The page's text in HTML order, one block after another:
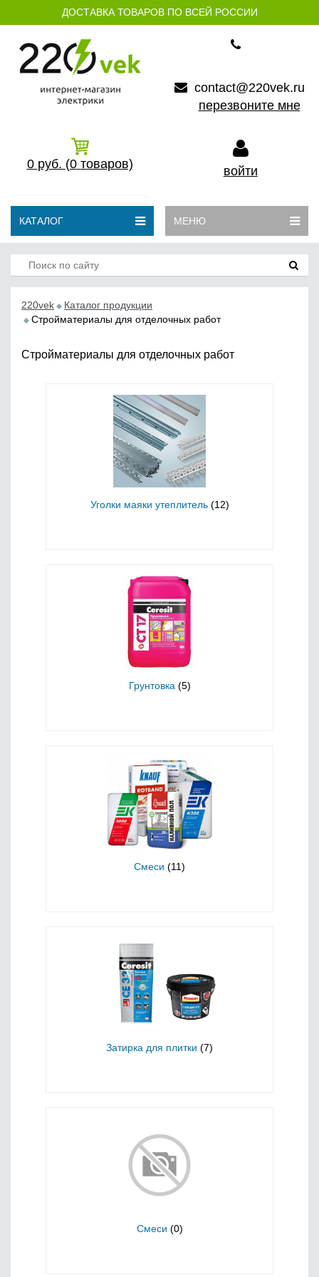
ДОСТАВКА ТОВАРОВ ПО ВСЕЙ РОССИИ
contact@220vek.ru
перезвоните мне
0 руб. (0 товаров) войти
КАТАЛОГ МЕНЮ
220vek
Каталог продукции
Стройматериалы для отделочных работ
Стройматериалы для отделочных работ
Уголки маяки утеплитель (12)
Грунтовка (5)
Смеси (11)
Затирка для плитки (7)
Смеси (0)